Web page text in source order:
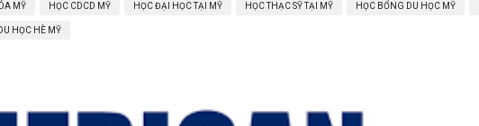
MỸ HỌC CDCD MỸ HỌC ĐẠI HỌC TẠI MỸ HỌC THẠC SỸ TẠI MỸ HỌC BỔNG DU HỌC MỸ
DU HỌC HÈ MỸ